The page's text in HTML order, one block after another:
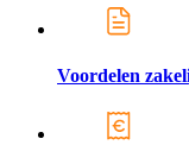
Voordelen